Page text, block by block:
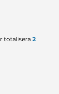
totalisera 2